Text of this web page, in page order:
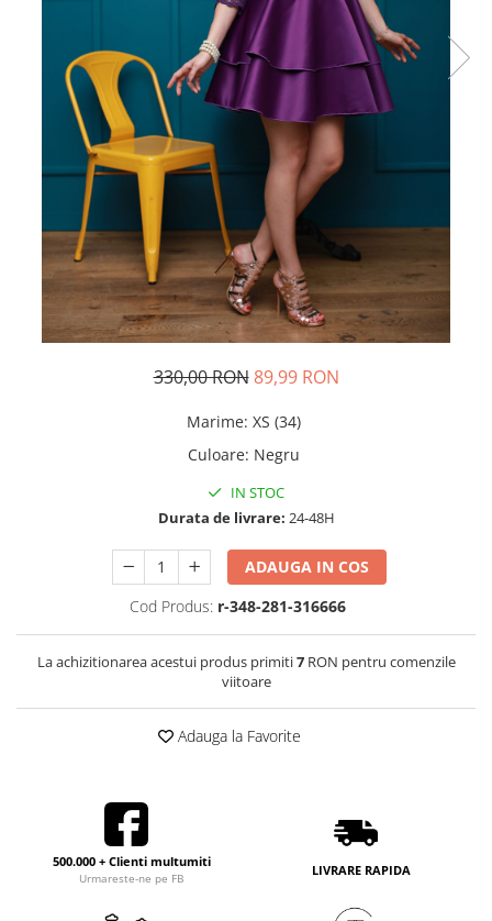
Rochii cu paiete
Rochii din tul
Rochii din catifea
Rochii din Barbie/Bistrech
Rochii din saten
Rochii voal
Rochii cu imprimeu
330,00 RON 89,99 RON
Marime: XS (34)
Culoare: Negru
IN STOC
Durata de livrare: 24-48H
ADAUGA IN COS
Cod Produs: r-348-281-316666
La achizitionarea acestui produs primiti7RON pentru comenzile
viitoare
Adauga la Favorite
500.000 + Clienti multumiti
Urmareste-ne pe FB
LIVRARE RAPIDA